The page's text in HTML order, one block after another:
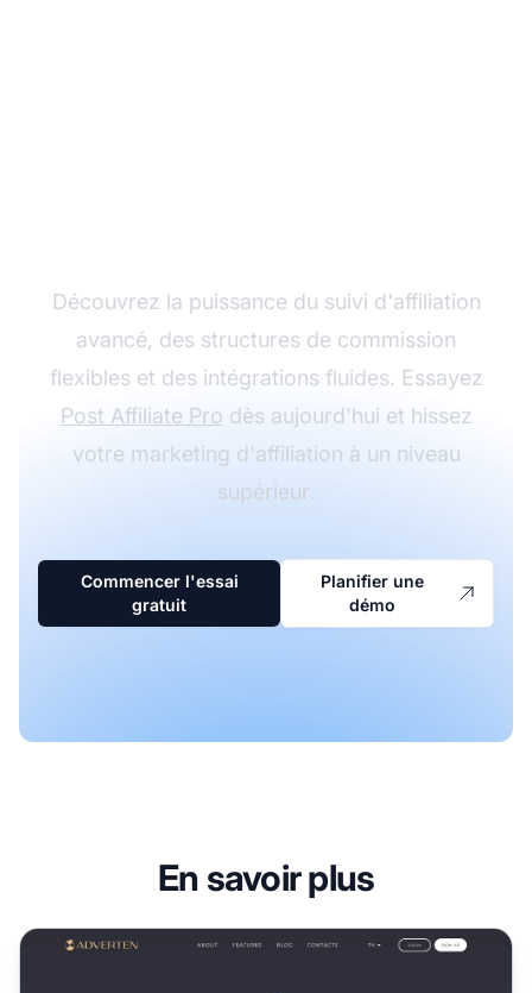
Découvrez la puissance du suivi d'affiliation
avancé, des structures de commission
flexibles et des intégrations fluides. Essayez
Post Affiliate Pro dès aujourd'hui et hissez
votre marketing d'affiliation à un niveau
supérieur.
Commencer l'essai
gratuit
Planifier une
démo
En savoir plus
Programme d'affiliation Adverten